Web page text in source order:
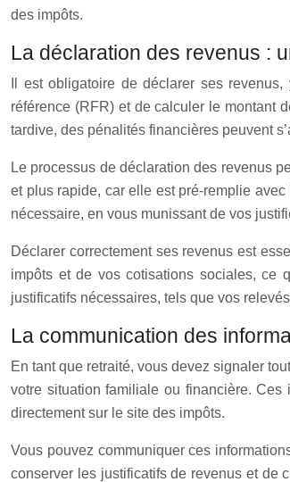
des impôts.
La déclaration des revenus :
Il est obligatoire de déclarer ses
référence (RFR) et de calculer le montant
tardive, des pénalités financières peuvent
Le processus de déclaration des revenus
et plus rapide, car elle est pré-remplie
nécessaire, en vous munissant de vos
Déclarer correctement ses revenus est
impôts et de vos cotisations sociales, ce
justificatifs nécessaires, tels que vos
La communication des
En tant que retraité, vous devez signaler
votre situation familiale ou financière.
directement sur le site des impôts.
Vous pouvez communiquer ces
conserver les justificatifs de revenus et de